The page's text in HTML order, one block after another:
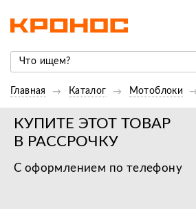
Главная Каталог Мотоблоки
КУПИТЕ ЭТОТ ТОВАР
В РАССРОЧКУ
С оформлением по телефону